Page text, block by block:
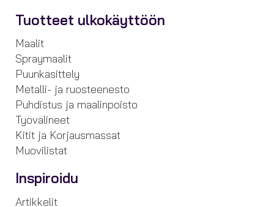
Tuotteet ulkokäyttöön
Maalit
Spraymaalit
Puunkäsittely
Metalli- ja ruosteenesto
Puhdistus ja maalinpoisto
Työvälineet
Kitit ja Korjausmassat
Muovilistat
Inspiroidu
Artikkelit